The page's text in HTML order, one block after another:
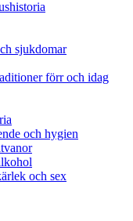
sjukdomar
förr och idag
och hygien
och sex